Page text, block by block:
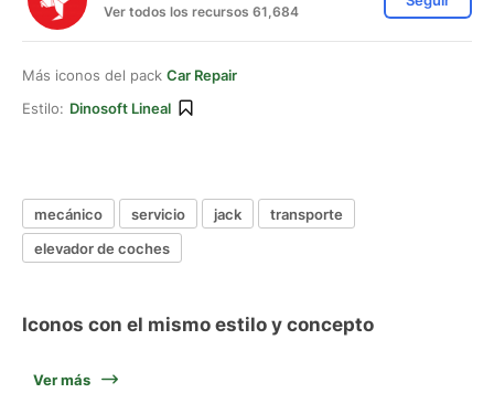
Ver todos los recursos 61,684
Más iconos del pack Car Repair
Estilo: Dinosoft Lineal
mecánico servicio jack
transporte
elevador de coches
Iconos con el mismo estilo y concepto
Ver más